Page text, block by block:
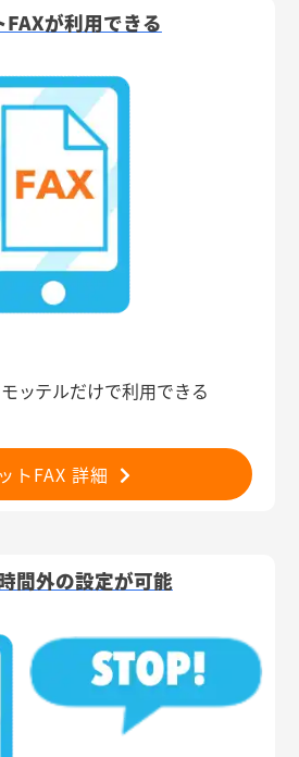
FAXが利用できる
ッテルだけで利用できる
トFAX 詳細
間外の設定が可能